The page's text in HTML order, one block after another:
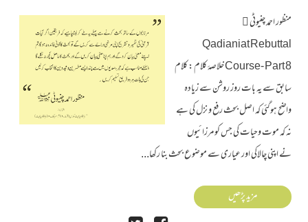
منظور احمد چنیوٹی ﷫
Qadianiat Rebuttal
Course- Part 8 خلاصۂ کلام : کلام
سابق سے یہ بات روز روشن سے زیادہ
واضح ہوگئی کہ اصل بحث رفع و نزل کی ہے
نہ کہ موت وحیات کی جس کو مرزائیوں
نے اپنی چالاکی اور عیاری سے موضوع بحث بنا رکھا...
مزید پڑھیں